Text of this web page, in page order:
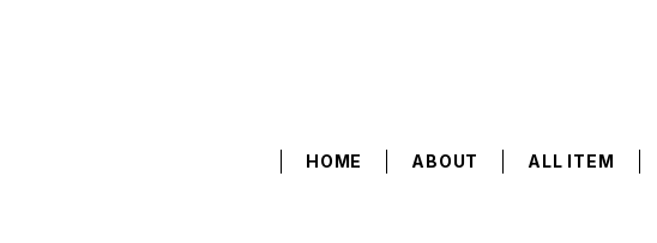
HOME ABOUT ALL ITEM